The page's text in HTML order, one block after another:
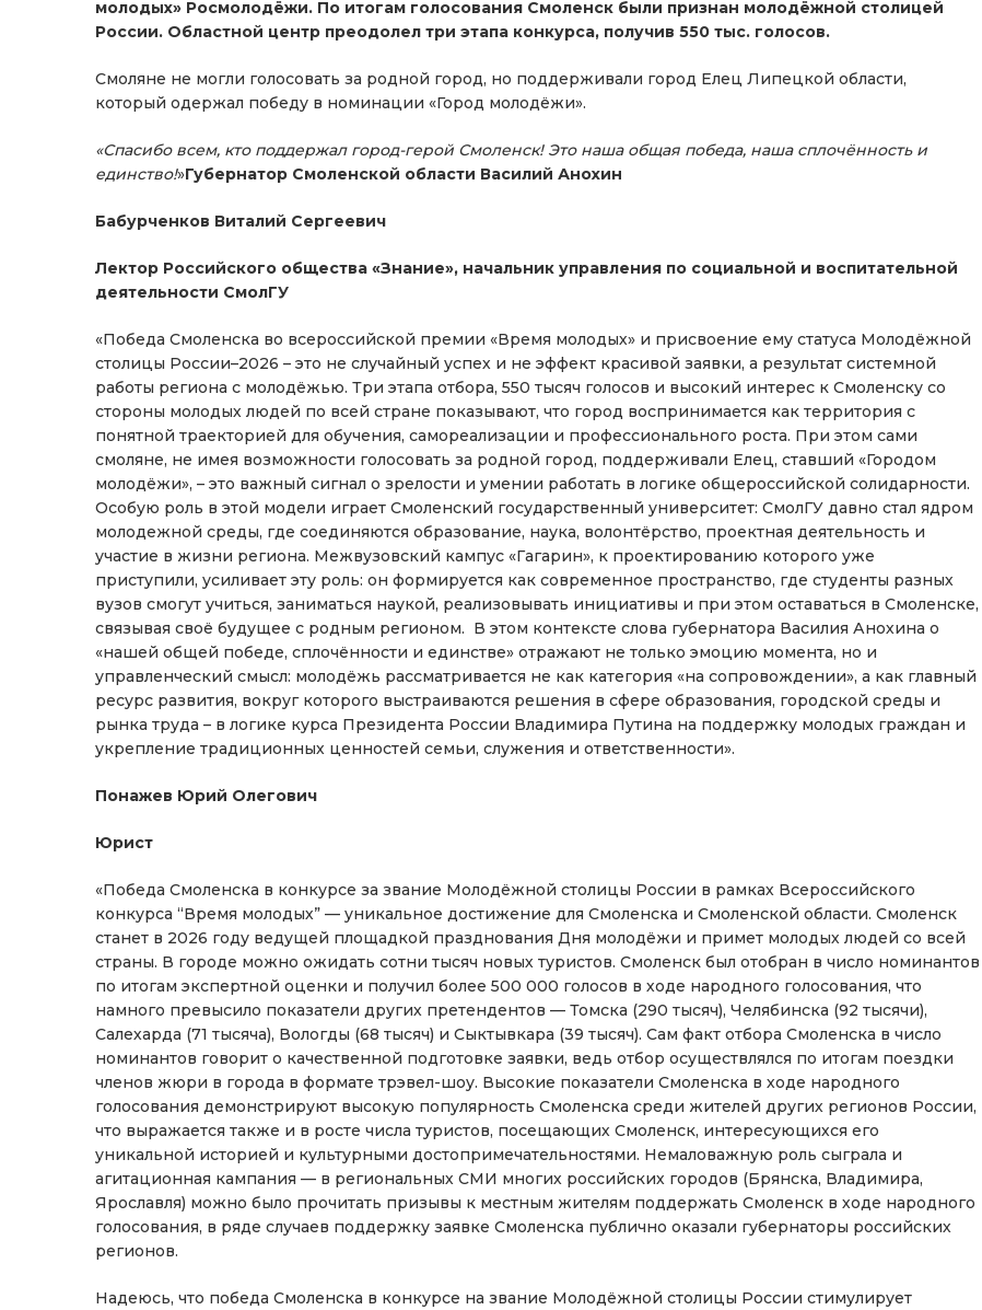
молодых» Росмолодёжи. По итогам голосования Смоленск были признан молодёжной столицей
России. Областной центр преодолел три этапа конкурса, получив 550 тыс. голосов.
Смоляне не могли голосовать за родной город, но поддерживали город Елец Липецкой области,
который одержал победу в номинации «Город молодёжи».
«Спасибо всем, кто поддержал город-герой Смоленск! Это наша общая победа, наша сплочённость и
единство!»Губернатор Смоленской области Василий Анохин
Бабурченков Виталий Сергеевич
Лектор Российского общества «Знание», начальник управления по социальной и воспитательной
деятельности СмолГУ
«Победа Смоленска во всероссийской премии «Время молодых» и присвоение ему статуса Молодёжной
столицы России–2026 – это не случайный успех и не эффект красивой заявки, а результат системной
работы региона с молодёжью. Три этапа отбора, 550 тысяч голосов и высокий интерес к Смоленску со
стороны молодых людей по всей стране показывают, что город воспринимается как территория с
понятной траекторией для обучения, самореализации и профессионального роста. При этом сами
смоляне, не имея возможности голосовать за родной город, поддерживали Елец, ставший «Городом
молодёжи», – это важный сигнал о зрелости и умении работать в логике общероссийской солидарности.
Особую роль в этой модели играет Смоленский государственный университет: СмолГУ давно стал ядром
молодежной среды, где соединяются образование, наука, волонтёрство, проектная деятельность и
участие в жизни региона. Межвузовский кампус «Гагарин», к проектированию которого уже
приступили, усиливает эту роль: он формируется как современное пространство, где студенты разных
вузов смогут учиться, заниматься наукой, реализовывать инициативы и при этом оставаться в Смоленске,
связывая своё будущее с родным регионом. В этом контексте слова губернатора Василия Анохина о
«нашей общей победе, сплочённости и единстве» отражают не только эмоцию момента, но и
управленческий смысл: молодёжь рассматривается не как категория «на сопровождении», а как главный
ресурс развития, вокруг которого выстраиваются решения в сфере образования, городской среды и
рынка труда – в логике курса Президента России Владимира Путина на поддержку молодых граждан и
укрепление традиционных ценностей семьи, служения и ответственности».
Понажев Юрий Олегович
Юрист
«Победа Смоленска в конкурсе за звание Молодёжной столицы России в рамках Всероссийского
конкурса “Время молодых” — уникальное достижение для Смоленска и Смоленской области. Смоленск
станет в 2026 году ведущей площадкой празднования Дня молодёжи и примет молодых людей со всей
страны. В городе можно ожидать сотни тысяч новых туристов. Смоленск был отобран в число номинантов
по итогам экспертной оценки и получил более 500 000 голосов в ходе народного голосования, что
намного превысило показатели других претендентов — Томска (290 тысяч), Челябинска (92 тысячи),
Салехарда (71 тысяча), Вологды (68 тысяч) и Сыктывкара (39 тысяч). Сам факт отбора Смоленска в число
номинантов говорит о качественной подготовке заявки, ведь отбор осуществлялся по итогам поездки
членов жюри в города в формате трэвел-шоу. Высокие показатели Смоленска в ходе народного
голосования демонстрируют высокую популярность Смоленска среди жителей других регионов России,
что выражается также и в росте числа туристов, посещающих Смоленск, интересующихся его
уникальной историей и культурными достопримечательностями. Немаловажную роль сыграла и
агитационная кампания — в региональных СМИ многих российских городов (Брянска, Владимира,
Ярославля) можно было прочитать призывы к местным жителям поддержать Смоленск в ходе народного
голосования, в ряде случаев поддержку заявке Смоленска публично оказали губернаторы российских
регионов.
Надеюсь, что победа Смоленска в конкурсе на звание Молодёжной столицы России стимулирует